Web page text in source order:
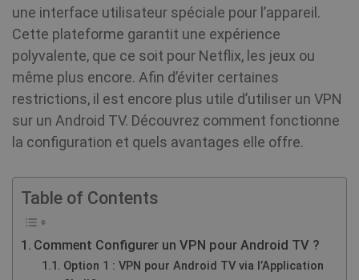
une interface utilisateur spéciale pour l’appareil.
Cette plateforme garantit une expérience
polyvalente, que ce soit pour Netflix, les jeux ou
même plus encore. Afin d’éviter certaines
restrictions, il est encore plus utile d’utiliser un VPN
sur un Android TV. Découvrez comment fonctionne
la configuration et quels avantages elle offre.
Table of Contents
Comment Configurer un VPN pour Android TV ?
Option 1 : VPN pour Android TV via l’Application